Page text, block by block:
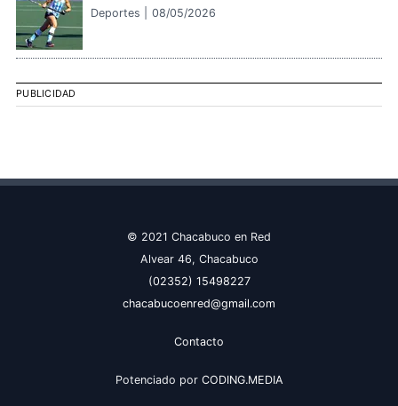
Deportes | 08/05/2026
PUBLICIDAD
© 2021 Chacabuco en Red
Alvear 46, Chacabuco
(02352) 15498227
chacabucoenred@gmail.com
Contacto
Potenciado por CODING.MEDIA